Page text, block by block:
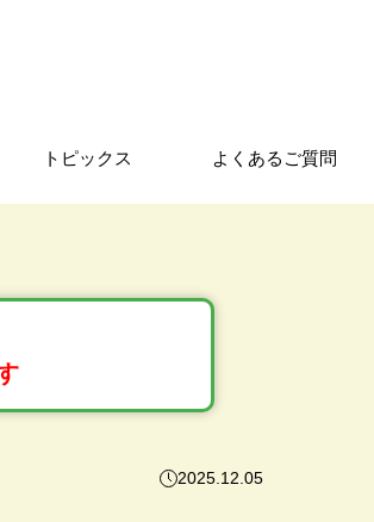
トピックス よくあるご質問
2025.12.05